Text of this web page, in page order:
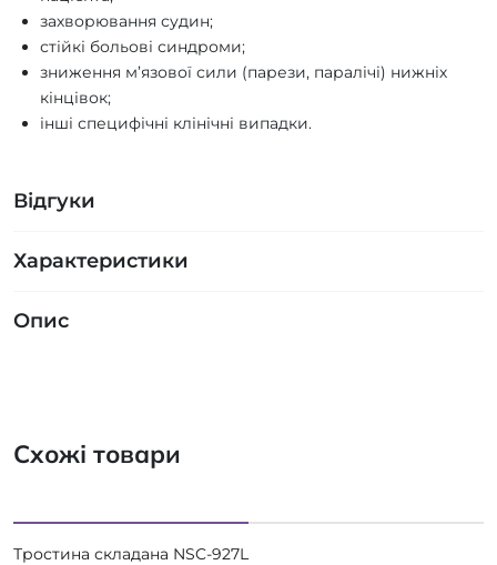
захворювання судин;
стійкі больові синдроми;
зниження м’язової сили (парези, паралічі) нижніх
кінцівок;
інші специфічні клінічні випадки.
Відгуки
Характеристики
Опис
Схожі товари
Тростина складана NSC-927L